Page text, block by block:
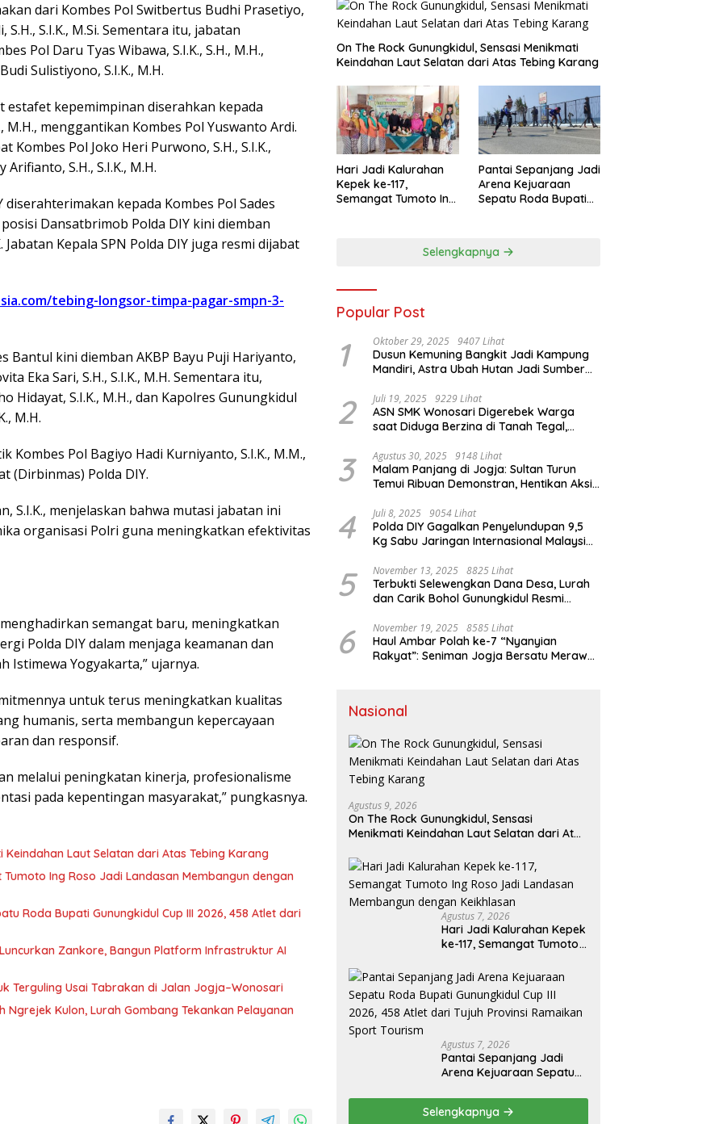
dari Kombes Pol Switbertus Budhi Prasetiyo,
S.I.K., M.Si. Sementara itu, jabatan
Pol Daru Tyas Wibawa, S.I.K., S.H., M.H.,
Sulistiyono, S.I.K., M.H.
estafet kepemimpinan diserahkan kepada
M.H., menggantikan Kombes Pol Yuswanto Ardi.
Kombes Pol Joko Heri Purwono, S.H., S.I.K.,
S.H., S.I.K., M.H.
kepada Kombes Pol Sades
Dansatbrimob Polda DIY kini diemban
Kepala SPN Polda DIY juga resmi dijabat
tebing-longsor-timpa-pagar-smpn-3-
Bantul kini diemban AKBP Bayu Puji Hariyanto,
Eka Sari, S.H., S.I.K., M.H. Sementara itu,
Hidayat, S.I.K., M.H., dan Kapolres Gunungkidul
M.H.
Kombes Pol Bagiyo Hadi Kurniyanto, S.I.K., M.M.,
(Dirbinmas) Polda DIY.
S.I.K., menjelaskan bahwa mutasi jabatan ini
organisasi Polri guna meningkatkan efektivitas
semangat baru, meningkatkan
Polda DIY dalam menjaga keamanan dan
Istimewa Yogyakarta,” ujarnya.
untuk terus meningkatkan kualitas
humanis, serta membangun kepercayaan
dan responsif.
melalui peningkatan kinerja, profesionalisme
pada kepentingan masyarakat,” pungkasnya.
Keindahan Laut Selatan dari Atas Tebing Karang
Ing Roso Jadi Landasan Membangun dengan
Roda Bupati Gunungkidul Cup III 2026, 458 Atlet dari
Zankore, Bangun Platform Infrastruktur AI
Terguling Usai Tabrakan di Jalan Jogja–Wonosari
Ngrejek Kulon, Lurah Gombang Tekankan Pelayanan
On The Rock Gunungkidul, Sensasi Menikmati
Keindahan Laut Selatan dari Atas Tebing Karang
Hari Jadi Kalurahan
Kepek ke-117,
Semangat Tumoto Ing
Pantai Sepanjang Jadi
Arena Kejuaraan
Sepatu Roda Bupati
Ramaikan Sport
Selengkapnya
Popular Post
1 Oktober 29, 2025 9407 Lihat
Dusun Kemuning Bangkit Jadi Kampung
Mandiri, Astra Ubah Hutan Jadi Sumber
2 Juli 19, 2025 9229 Lihat
ASN SMK Wonosari Digerebek Warga
saat Diduga Berzina di Tanah Tegal,
3 Agustus 30, 2025 9148 Lihat
Malam Panjang di Jogja: Sultan Turun
Temui Ribuan Demonstran, Hentikan Aksi
4 Juli 8, 2025 9054 Lihat
Polda DIY Gagalkan Penyelundupan 9,5
Kg Sabu Jaringan Internasional Malaysia-
5 November 13, 2025 8825 Lihat
Terbukti Selewengkan Dana Desa, Lurah
dan Carik Bohol Gunungkidul Resmi
6 November 19, 2025 8585 Lihat
Haul Ambar Polah ke-7 “Nyanyian
Rakyat”: Seniman Jogja Bersatu Merawat
Nasional
Agustus 9, 2026
On The Rock Gunungkidul, Sensasi
Menikmati Keindahan Laut Selatan dari Atas
Agustus 7, 2026
Hari Jadi Kalurahan Kepek
ke-117, Semangat Tumoto
Membangun dengan
Keikhlasan
Agustus 7, 2026
Pantai Sepanjang Jadi
Arena Kejuaraan Sepatu
Cup III 2026, 458 Atlet dari
Tujuh Provinsi Ramaikan
Selengkapnya